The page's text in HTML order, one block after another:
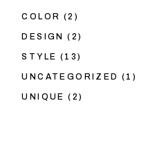
COLOR (2)
DESIGN (2)
STYLE (13)
UNCATEGORIZED (1)
UNIQUE (2)